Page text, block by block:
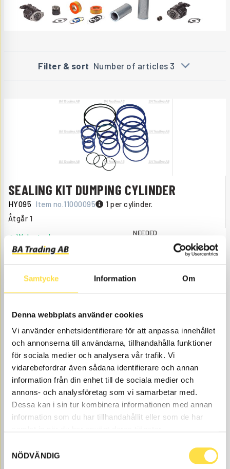
Samtycke Information Om
Denna webbplats använder cookies
Vi använder enhetsidentifierare för att anpassa innehållet
och annonserna till användarna, tillhandahålla funktioner
för sociala medier och analysera vår trafik. Vi
vidarebefordrar även sådana identifierare och annan
information från din enhet till de sociala medier och
annons- och analysföretag som vi samarbetar med.
Dessa kan i sin tur kombinera informationen med annan
information som du har tillhandahållit eller som de har
NÖDVÄNDIG
Filter & sort Number of articles 3
SEALING KIT DUMPING CYLINDER
HY095 Item no.11000095 1 per cylinder.
Åtgår 1
2 622.00
Web stock NEEDED
BUY
SLEEVE
Item no. 4737489 2 per cylinder.
Åtgår2
Price, VAT excl.
Web stock NEEDED